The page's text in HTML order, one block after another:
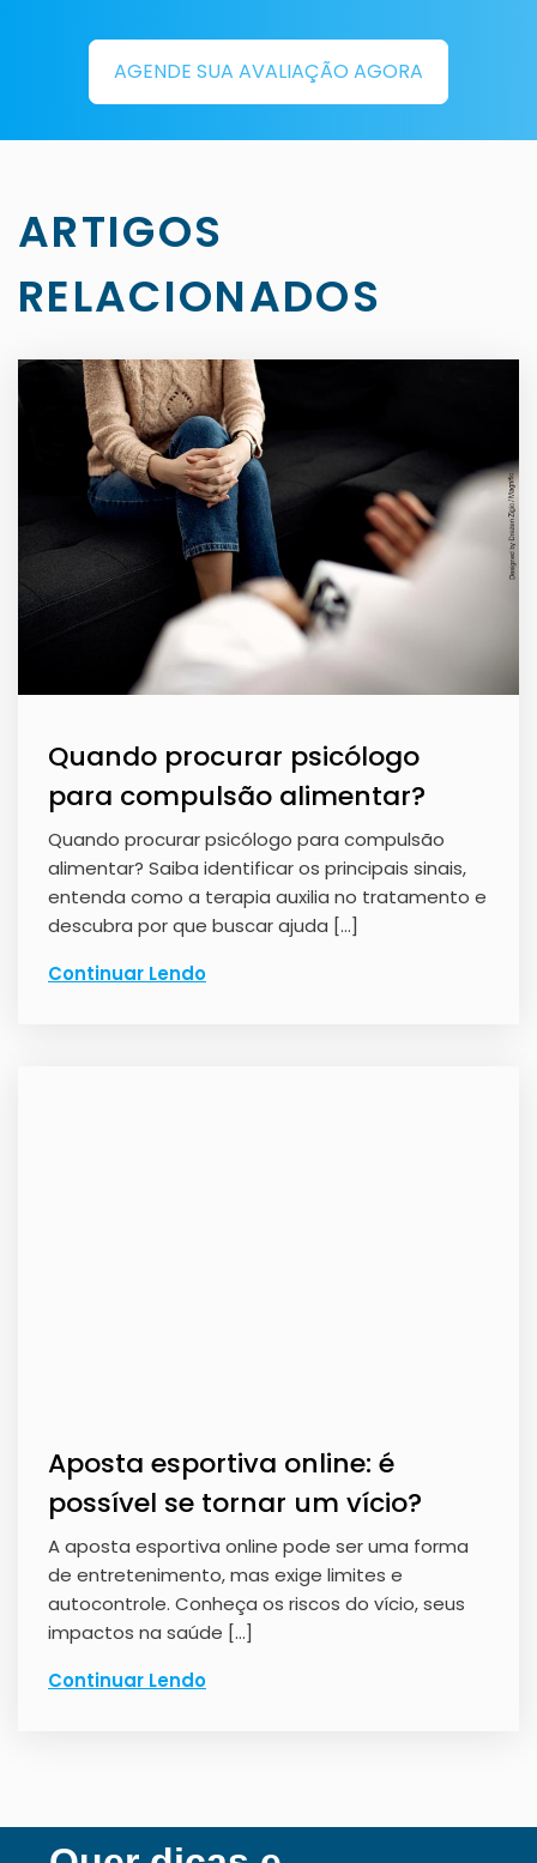
AGENDE SUA AVALIAÇÃO AGORA
ARTIGOS
RELACIONADOS
Quando procurar psicólogo
para compulsão alimentar?
Quando procurar psicólogo para compulsão
alimentar? Saiba identificar os principais sinais,
entenda como a terapia auxilia no tratamento e
descubra por que buscar ajuda […]
Continuar Lendo
Aposta esportiva online: é
possível se tornar um vício?
A aposta esportiva online pode ser uma forma
de entretenimento, mas exige limites e
autocontrole. Conheça os riscos do vício, seus
impactos na saúde […]
Continuar Lendo